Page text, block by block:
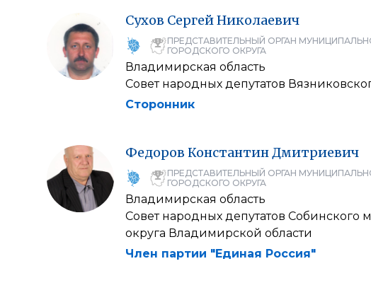
Сухов СергейНиколаевич
ПРЕДСТАВИТЕЛЬНЫЙ ОРГАН
ГОРОДСКОГО ОКРУГА
Владимирская область
Совет народных депутатов
Сторонник
Федоров КонстантинДмитриевич
ПРЕДСТАВИТЕЛЬНЫЙ ОРГАН
ГОРОДСКОГО ОКРУГА
Владимирская область
Совет народных депутатов Собинского
округа Владимирской области
Член партии "Единая Россия"